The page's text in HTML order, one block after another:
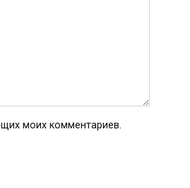
моих комментариев.